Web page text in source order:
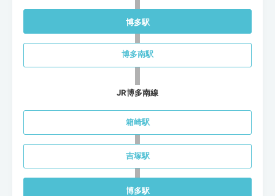
博多駅
博多南駅
JR博多南線
箱崎駅
吉塚駅
博多駅